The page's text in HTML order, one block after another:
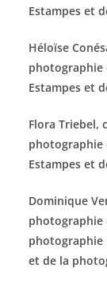
Estampes et
Héloïse
photographie
Estampes et
Flora Triebel,
photographie
Estampes et
Dominique
photographie
photographie
et de la